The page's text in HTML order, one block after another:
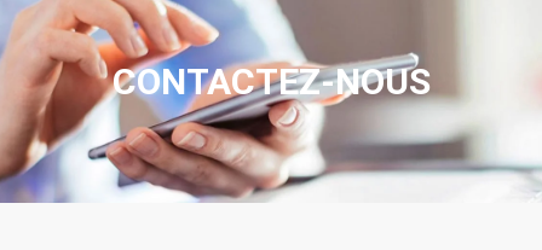
CONTACTEZ-NOUS